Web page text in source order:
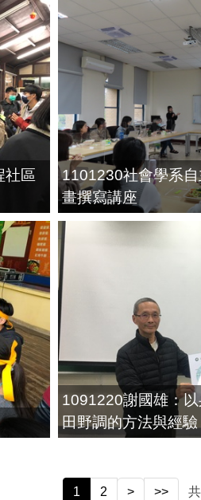
社區
1101230社會學系
畫撰寫講座
1091220謝國雄：
田野調的方法與經驗
1 2 > >> 共